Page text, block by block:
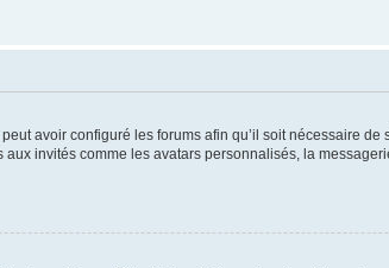
avoir configuré les forums afin qu’il soit nécessaire
invités comme les avatars personnalisés, la